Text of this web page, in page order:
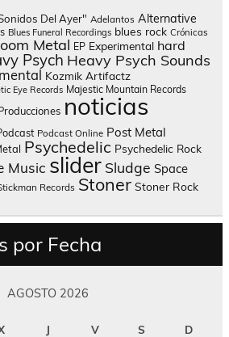
Del Ayer" Adelantos Alternative
Blues Funeral Recordings blues rock Crónicas
Metal EP Experimental hard
Psych Heavy Psych Sounds
Kozmik Artifactz
Eye Records Majestic Mountain Records
noticias
Podcast Online Post Metal
Psychedelic Psychedelic Rock
Music slider Sludge Space
Records Stoner Stoner Rock
por Fecha
AGOSTO 2026
J V S D